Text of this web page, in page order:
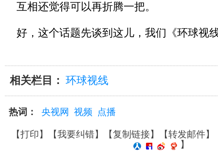
互相还觉得可以再折腾一把。
好，这个话题先谈到这儿，我们《环球视
相关栏目： 环球视线
热词： 央视网 视频 点播
【打印】【我要纠错】【复制链接】【转发邮件】
】